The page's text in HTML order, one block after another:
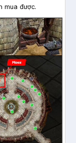
mua được.